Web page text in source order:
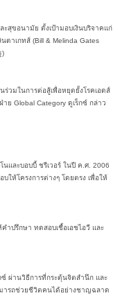
ะสุขอนามัย ตั้งเป้ามอบเงินบริจาคแก่
ดาเกทส์ (Bill & Melinda Gates
)
วมในการต่อสู้เพื่อหยุดยั้งโรคเอดส์
ย Global Category ดูเร็กซ์ กล่าว
และบอบบี้ ชรีเวอร์ ในปี ค.ศ. 2006
ให้โครงการต่างๆ โดยตรง เพื่อให้
ำปรึกษา ทดสอบเชื้อเอชไอวี และ
ซ์ ผ่านวิธีการที่กระตุ้นจิตสำนึก และ
ารถช่วยชีวิตคนได้อย่างชาญฉลาด